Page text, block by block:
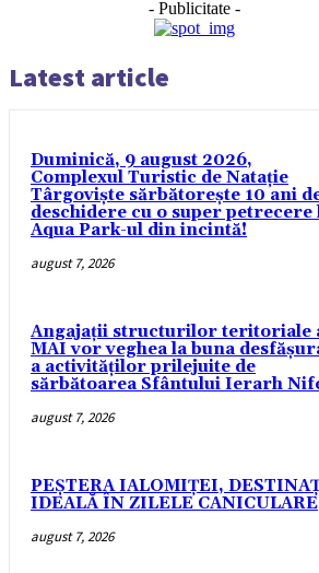
- Publicitate -
Latest article
Duminică, 9 august 2026,
Complexul Turistic de Natație
Târgoviște sărbătorește 10 ani
deschidere cu o super petrecere
Aqua Park-ul din incintă!
august 7, 2026
Angajații structurilor teritoriale
MAI vor veghea la buna
a activităților prilejuite de
sărbătoarea Sfântului Ierarh
august 7, 2026
PEȘTERA IALOMIȚEI,
IDEALĂ ÎN ZILELE CANICULARE
august 7, 2026